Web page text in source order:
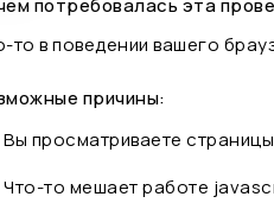
потребовалась эта
то в поведении вашего
причины:
Вы просматриваете
Что-то мешает работе